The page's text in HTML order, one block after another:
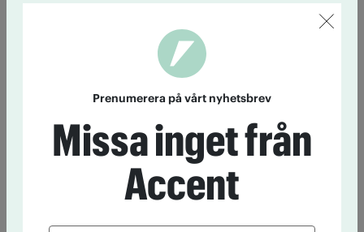
Prenumerera på vårt nyhetsbrev
Missa inget från
Accent